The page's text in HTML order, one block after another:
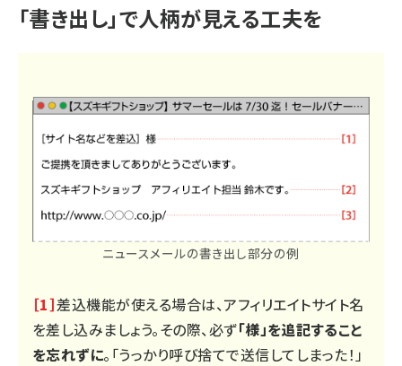
「書き出し」で人柄が見える工夫を
ニュースメールの書き出し部分の例
［1］差込機能が使える場合は、アフィリエイトサイト名
を差し込みましょう。その際、必ず「様」を追記すること
を忘れずに。「うっかり呼び捨てで送信してしまった！」